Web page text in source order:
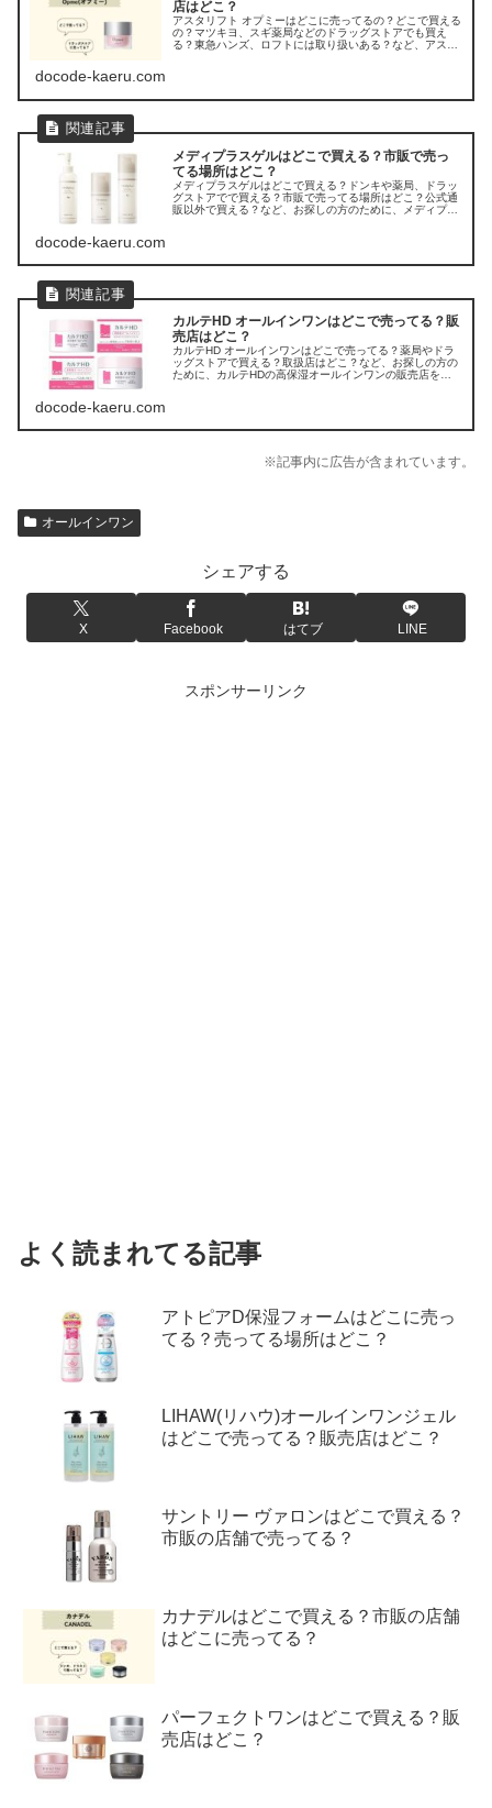
店はどこ？
アスタリフト オプミーはどこに売ってるの？どこで買える
の？マツキヨ、スギ薬局などのドラッグストアでも買え
る？東急ハンズ、ロフトには取り扱いある？など、アスタ
docode-kaeru.com
メディプラスゲルはどこで買える？市販で売っ
てる場所はどこ？
メディプラスゲルはどこで買える？ドンキや薬局、ドラッ
グストアでで買える？市販で売ってる場所はどこ？公式通
販以外で買える？など、お探しの方のために、メディプラ
docode-kaeru.com
カルテHD オールインワンはどこで売ってる？販
売店はどこ？
カルテHD オールインワンはどこで売ってる？薬局やドラ
ッグストアで買える？取扱店はどこ？など、お探しの方の
ために、カルテHDの高保湿オールインワンの販売店を調
docode-kaeru.com
※記事内に広告が含まれています。
オールインワン
シェアする
X Facebook はてブ LINE
スポンサーリンク
よく読まれてる記事
アトピアD保湿フォームはどこに売っ
てる？売ってる場所はどこ？
LIHAW(リハウ)オールインワンジェル
はどこで売ってる？販売店はどこ？
サントリー ヴァロンはどこで買える？
市販の店舗で売ってる？
カナデルはどこで買える？市販の店舗
はどこに売ってる？
パーフェクトワンはどこで買える？販
売店はどこ？